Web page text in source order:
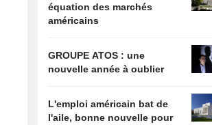
équation des marchés
américains
GROUPE ATOS : une
nouvelle année à oublier
L'emploi américain bat de
l'aile, bonne nouvelle pour